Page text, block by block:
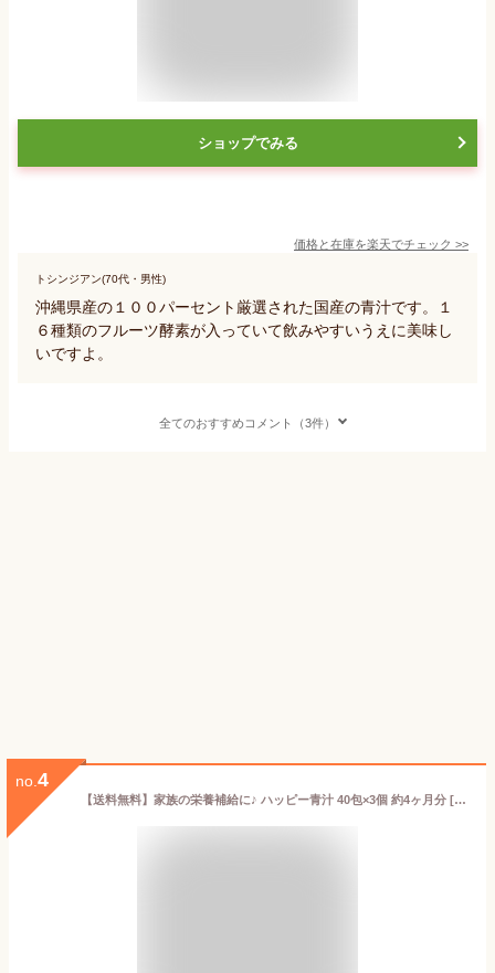
ショップでみる
価格と在庫を楽天でチェック >>
トシンジアン(70代・男性)
沖縄県産の１００パーセント厳選された国産の青汁です。１
６種類のフルーツ酵素が入っていて飲みやすいうえに美味し
いですよ。
全てのおすすめコメント（3件）
no. 4
【送料無料】家族の栄養補給に♪ ハッピー青汁 40包×3個 約4ヶ月分 [ 東原亜希 ママ 子供 子ども こども 妊婦 赤ちゃん 幼児 国産 無添加 妊娠中 野菜 嫌い 食べない 野菜不足 栄養不足 乳酸菌 無農薬 酵素 食物繊維 あおじる 飲みやすい 葉酸 鉄分 健康 Mother マザー ]